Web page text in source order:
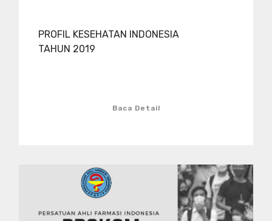
PROFIL KESEHATAN INDONESIA
TAHUN 2019
Baca Detail